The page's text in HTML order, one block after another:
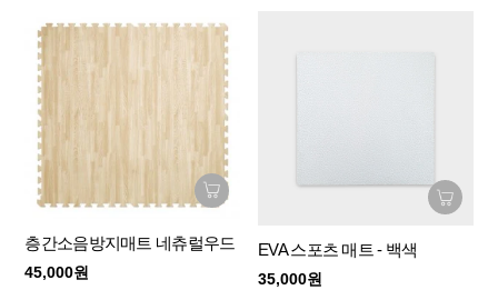
층간소음방지매트 네츄럴우드
45,000원
EVA 스포츠 매트 - 백색
35,000원